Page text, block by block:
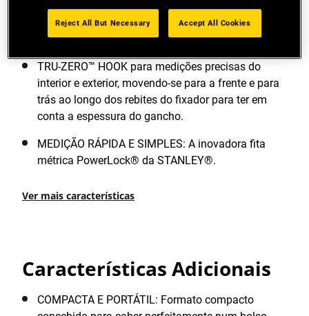
resistência à abrasão do que a fita lacada normal,
aumentando a vida útil da fita e reduzindo o
desgaste em secções da fita muito utilizadas.
TRU-ZERO™ HOOK para medições precisas do
interior e exterior, movendo-se para a frente e para
trás ao longo dos rebites do fixador para ter em
conta a espessura do gancho.
MEDIÇÃO RÁPIDA E SIMPLES: A inovadora fita
métrica PowerLock® da STANLEY®.
Ver mais características
Características Adicionais
COMPACTA E PORTÁTIL: Formato compacto
Reject All But Necessary Accept All Cookies